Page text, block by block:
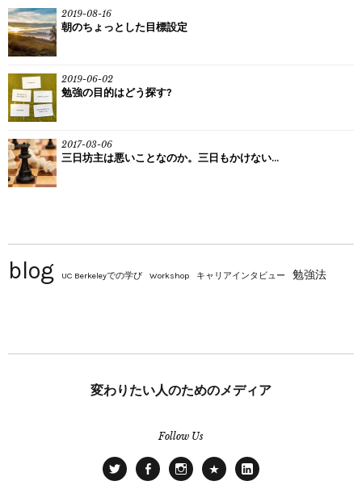
2019-08-16
朝のちょっとした目標設定
2019-06-02
勉強の目的はどう探す?
2017-03-06
三日坊主は悪いことなのか。三日もかけない...
blog UC Berkeleyでの学び Workshop キャリアインタビュー 勉強法
変わりたい人のためのメディア
Follow Us